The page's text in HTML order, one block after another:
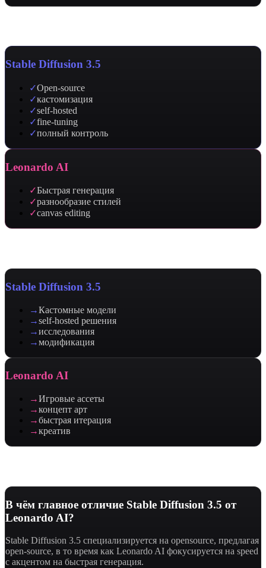
Stable Diffusion 3.5
✓Open-source
✓кастомизация
✓self-hosted
✓fine-tuning
✓полный контроль
Leonardo AI
✓Быстрая генерация
✓разнообразие стилей
✓canvas editing
Stable Diffusion 3.5
→Кастомные модели
→self-hosted решения
→исследования
→модификация
Leonardo AI
→Игровые ассеты
→концепт арт
→быстрая итерация
→креатив
В чём главное отличие Stable Diffusion 3.5 от
Leonardo AI?
Stable Diffusion 3.5 специализируется на opensource, предлагая
open-source, в то время как Leonardo AI фокусируется на speed
с акцентом на быстрая генерация.